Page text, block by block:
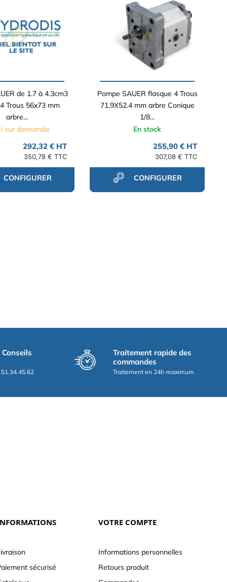
de 1.7 à 4.3cm3
Trous 56x73 mm
arbre...
sur demande
292,32 € HT
350,78 € TTC
CONFIGURER
Pompe SAUER flasque 4 Trous
71.9X52.4 mm arbre Conique
1/8...
En stock
255,90 € HT
307,08 € TTC
CONFIGURER
Traitement rapide des
commandes
Traitement en 24h maximum
sécurisé
VOTRE COMPTE
Informations personnelles
Retours produit